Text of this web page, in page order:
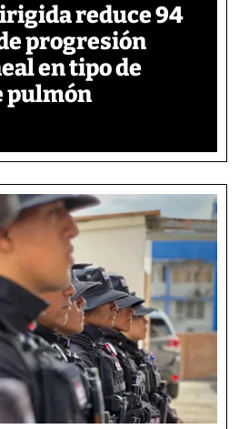
reduce 94
progresión
en tipo de
pulmón